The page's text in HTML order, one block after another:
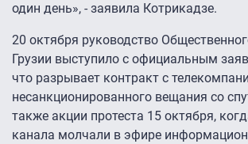
один день», - заявила Котрикадзе.
20 октября руководство
Грузии выступило с официальным
что разрывает контракт с
несанкционированного вещания со
также акции протеста 15 октября,
канала молчали в эфире